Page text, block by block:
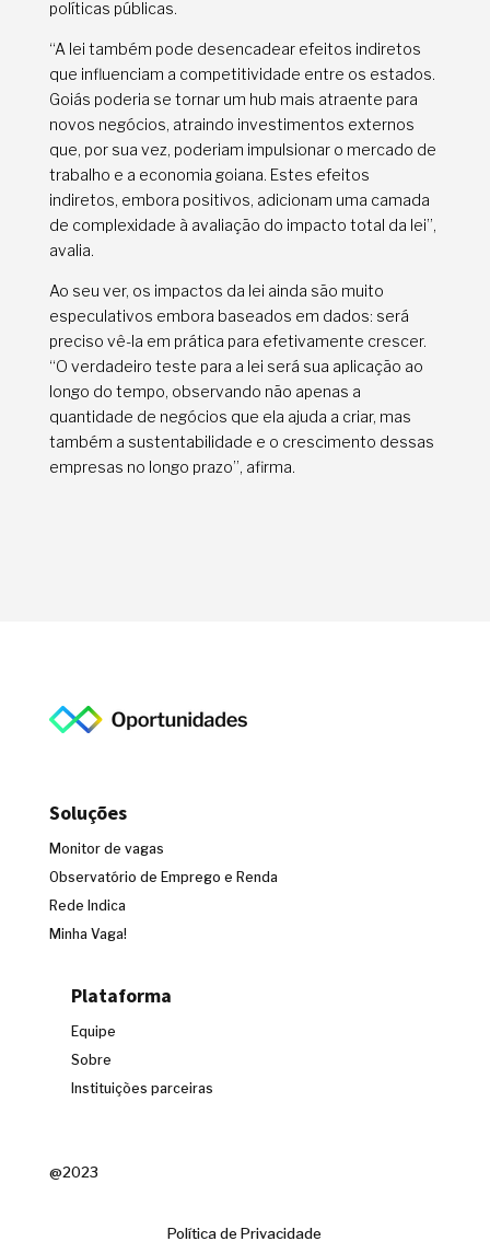
políticas públicas.
“A lei também pode desencadear efeitos indiretos
que influenciam a competitividade entre os estados.
Goiás poderia se tornar um hub mais atraente para
novos negócios, atraindo investimentos externos
que, por sua vez, poderiam impulsionar o mercado de
trabalho e a economia goiana. Estes efeitos
indiretos, embora positivos, adicionam uma camada
de complexidade à avaliação do impacto total da lei”,
avalia.
Ao seu ver, os impactos da lei ainda são muito
especulativos embora baseados em dados: será
preciso vê-la em prática para efetivamente crescer.
“O verdadeiro teste para a lei será sua aplicação ao
longo do tempo, observando não apenas a
quantidade de negócios que ela ajuda a criar, mas
também a sustentabilidade e o crescimento dessas
empresas no longo prazo”, afirma.
Soluções
Monitor de vagas
Observatório de Emprego e Renda
Rede Indica
Minha Vaga!
Plataforma
Equipe
Sobre
Instituições parceiras
@2023
Política de Privacidade